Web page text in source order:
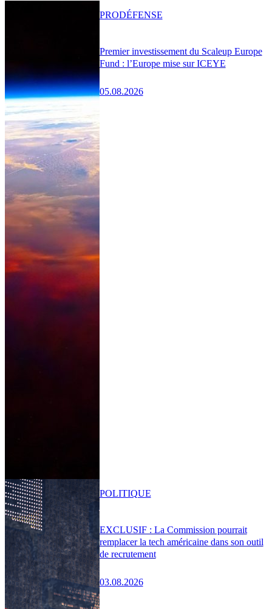
Premier investissement du Scaleup Europe
Fund : l’Europe mise sur ICEYE
05.08.2026
PRODÉFENSE
EXCLUSIF : La Commission pourrait
remplacer la tech américaine dans son outil
de recrutement
03.08.2026
POLITIQUE